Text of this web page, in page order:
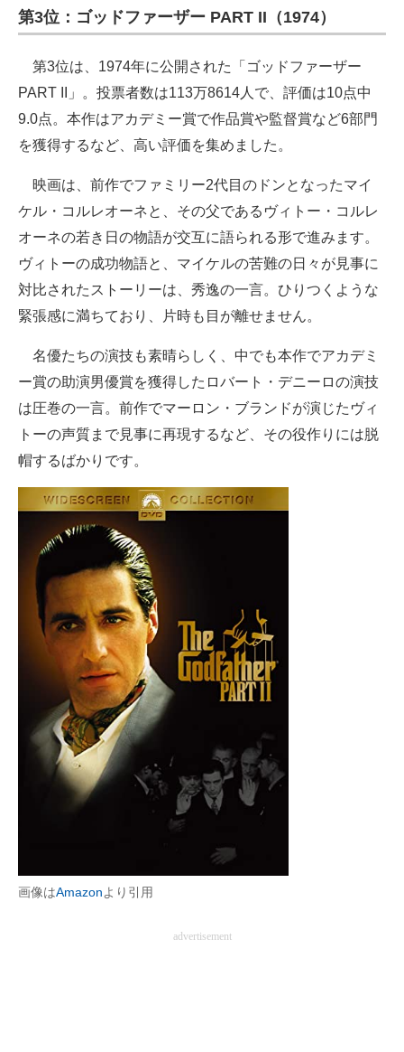
第3位：ゴッドファーザー PART II（1974）
第3位は、1974年に公開された「ゴッドファーザー
PART II」。投票者数は113万8614人で、評価は10点中
9.0点。本作はアカデミー賞で作品賞や監督賞など6部門
を獲得するなど、高い評価を集めました。
映画は、前作でファミリー2代目のドンとなったマイ
ケル・コルレオーネと、その父であるヴィトー・コルレ
オーネの若き日の物語が交互に語られる形で進みます。
ヴィトーの成功物語と、マイケルの苦難の日々が見事に
対比されたストーリーは、秀逸の一言。ひりつくような
緊張感に満ちており、片時も目が離せません。
名優たちの演技も素晴らしく、中でも本作でアカデミ
ー賞の助演男優賞を獲得したロバート・デニーロの演技
は圧巻の一言。前作でマーロン・ブランドが演じたヴィ
トーの声質まで見事に再現するなど、その役作りには脱
帽するばかりです。
画像はAmazonより引用
advertisement